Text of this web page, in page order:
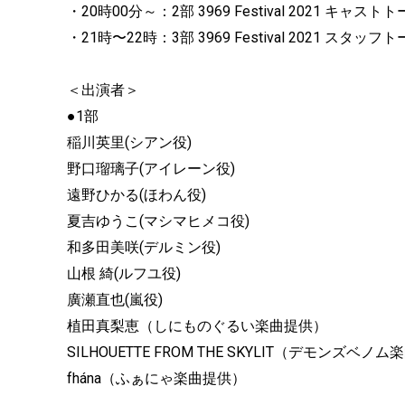
・20時00分～：2部 3969 Festival 2021 キャストト
・21時〜22時：3部 3969 Festival 2021 スタッフト
＜出演者＞
●1部
稲川英里(シアン役)
野口瑠璃子(アイレーン役)
遠野ひかる(ほわん役)
夏吉ゆうこ(マシマヒメコ役)
和多田美咲(デルミン役)
山根 綺(ルフユ役)
廣瀬直也(嵐役)
植田真梨恵（しにものぐるい楽曲提供）
SILHOUETTE FROM THE SKYLIT（デモンズベノム楽
fhána（ふぁにゃ楽曲提供）